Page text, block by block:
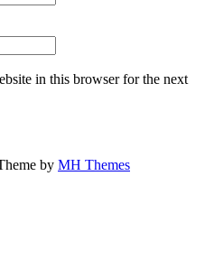
in this browser for the next
by MH Themes